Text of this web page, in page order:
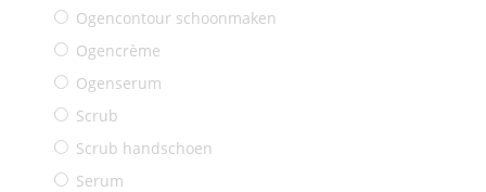
Ogencontour schoonmaken
Ogencrème
Ogenserum
Scrub
Scrub handschoen
Serum